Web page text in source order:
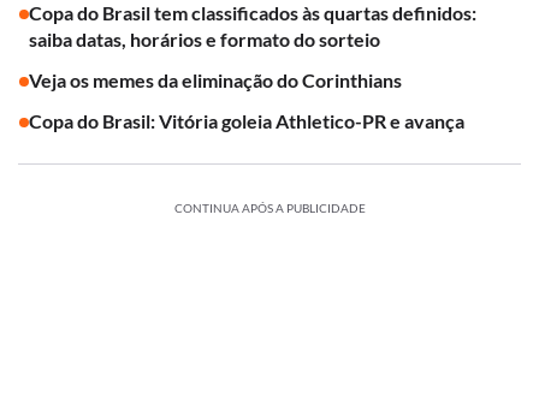
Copa do Brasil tem classificados às quartas definidos:
saiba datas, horários e formato do sorteio
Veja os memes da eliminação do Corinthians
Copa do Brasil: Vitória goleia Athletico-PR e avança
CONTINUA APÓS A PUBLICIDADE